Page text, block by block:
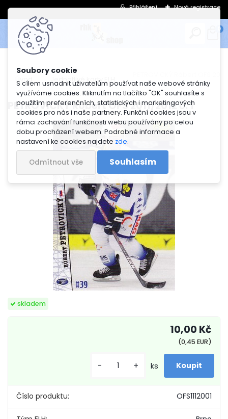
S cílem usnadnit uživatelům používat naše webové stránky
využíváme cookies. Kliknutím na tlačítko "OK" souhlasíte s
použitím preferenčních, statistických i marketingových
cookies pro nás i naše partnery. Funkční cookies jsou v
rámci zachování funkčnosti webu používány po celou
dobu procházení webem. Podrobné informace a
nastavení ke cookies najdete zde.
Odmítnout vše Souhlasím
Přihlášení Nová registrace
0
Úvod Jednotlivé karty ELH
PETROVICKÝ Róbert OFS 2011/2012 č. 1
skladem
Číslo produktu: OFS1112001
10,00 Kč
(0,45 EUR)
- + ks